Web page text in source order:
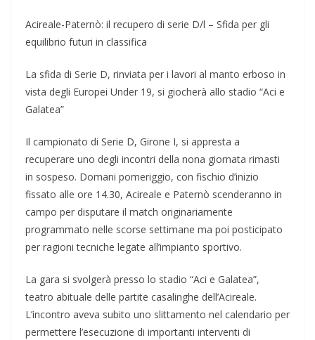
Acireale-Paternò: il recupero di serie D/l – Sfida per gli
equilibrio futuri in classifica
La sfida di Serie D, rinviata per i lavori al manto erboso in
vista degli Europei Under 19, si giocherà allo stadio “Aci e
Galatea”
Il campionato di Serie D, Girone I, si appresta a
recuperare uno degli incontri della nona giornata rimasti
in sospeso. Domani pomeriggio, con fischio d’inizio
fissato alle ore 14.30, Acireale e Paternò scenderanno in
campo per disputare il match originariamente
programmato nelle scorse settimane ma poi posticipato
per ragioni tecniche legate all’impianto sportivo.
La gara si svolgerà presso lo stadio “Aci e Galatea”,
teatro abituale delle partite casalinghe dell’Acireale.
L’incontro aveva subito uno slittamento nel calendario per
permettere l’esecuzione di importanti interventi di